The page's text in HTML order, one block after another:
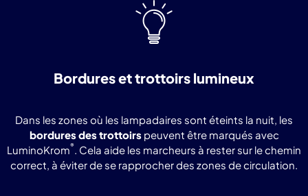
Bordures et trottoirs lumineux
Dans les zones où les lampadaires sont éteints la nuit, les
bordures des trottoirspeuvent être marqués avec
LuminoKrom®. Cela aide les marcheurs à rester sur le chemin
correct, à éviter de se rapprocher des zones de circulation.